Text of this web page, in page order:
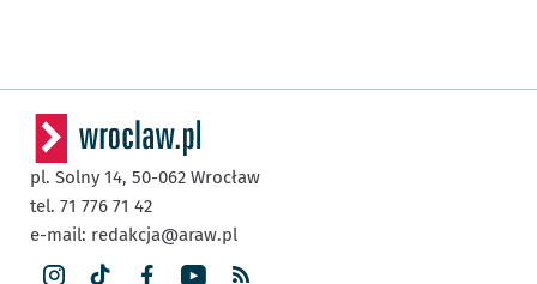
pl. Solny 14, 50-062 Wrocław
tel. 71 776 71 42
e-mail: redakcja@araw.pl